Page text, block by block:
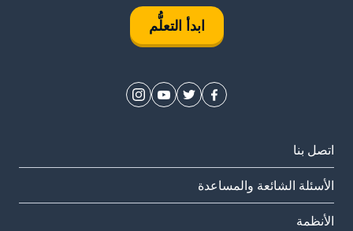
ابدأ التعلُّم
اتصل بنا
الأسئلة الشائعة والمساعدة
الأنظمة